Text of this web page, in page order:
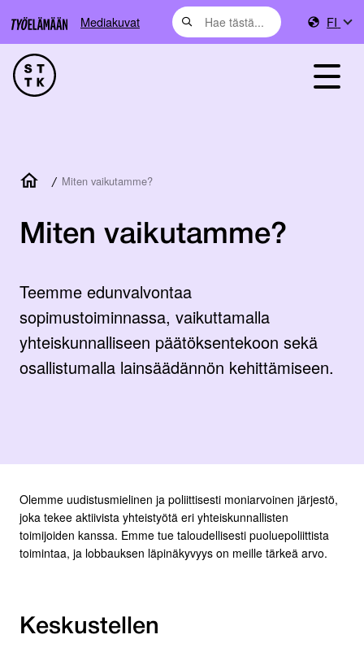
Mediakuvat FI
/ Miten vaikutamme?
Miten vaikutamme?
Teemme edunvalvontaa
sopimustoiminnassa, vaikuttamalla
yhteiskunnalliseen päätöksentekoon sekä
osallistumalla lainsäädännön kehittämiseen.
Olemme uudistusmielinen ja poliittisesti moniarvoinen järjestö,
joka tekee aktiivista yhteistyötä eri yhteiskunnallisten
toimijoiden kanssa. Emme tue taloudellisesti puoluepoliittista
toimintaa, ja lobbauksen läpinäkyvyys on meille tärkeä arvo.
Keskustellen